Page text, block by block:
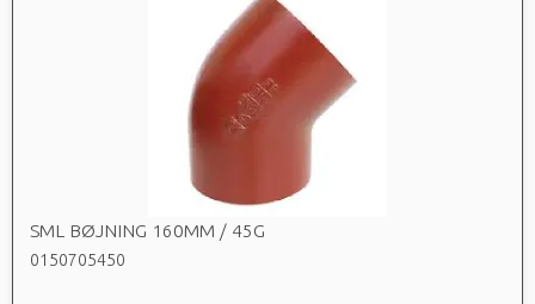
SML BØJNING 160MM / 45G
0150705450